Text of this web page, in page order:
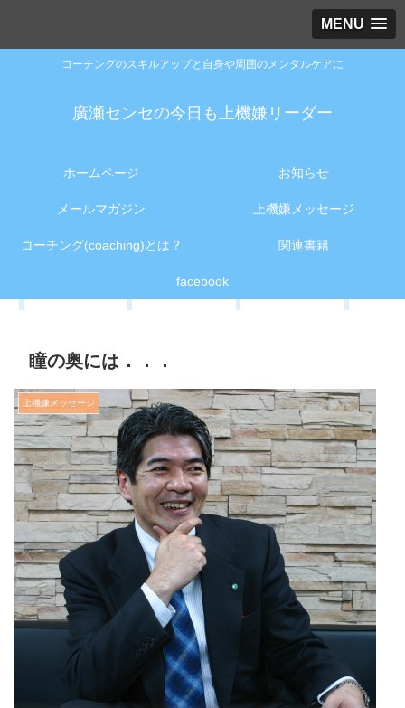
MENU
コーチングのスキルアップと自身や周囲のメンタルケアに
廣瀬センセの今日も上機嫌リーダー
ホームページ お知らせ
メールマガジン 上機嫌メッセージ
コーチング(coaching)とは？ 関連書籍
facebook
瞳の奥には．．．
上機嫌メッセージ